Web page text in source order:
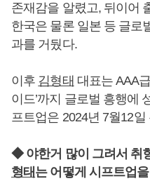
존재감을 알렸고, 뒤이어
한국은 물론 일본 등 글로
과를 거뒀다.
이후 김형태 대표는 AAA
이드’까지 글로벌 흥행에
프트업은 2024년 7월12
◆ 야한거 많이 그려서 취
형태 는 어떻게 시프트업